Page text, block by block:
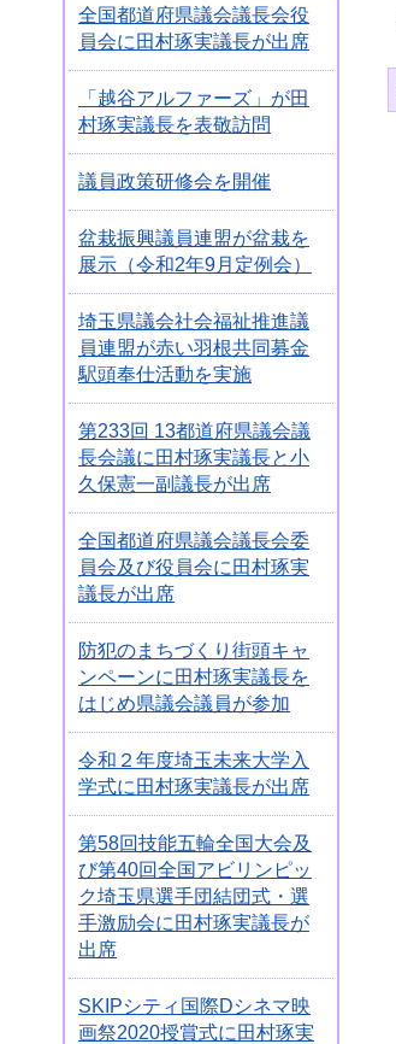
全国都道府県議会議長会役
員会に田村琢実議長が出席
「越谷アルファーズ」が田
村琢実議長を表敬訪問
議員政策研修会を開催
盆栽振興議員連盟が盆栽を
展示（令和2年9月定例会）
埼玉県議会社会福祉推進議
員連盟が赤い羽根共同募金
駅頭奉仕活動を実施
第233回 13都道府県議会議
長会議に田村琢実議長と小
久保憲一副議長が出席
全国都道府県議会議長会委
員会及び役員会に田村琢実
議長が出席
防犯のまちづくり街頭キャ
ンペーンに田村琢実議長を
はじめ県議会議員が参加
令和２年度埼玉未来大学入
学式に田村琢実議長が出席
第58回技能五輪全国大会及
び第40回全国アビリンピッ
ク埼玉県選手団結団式・選
手激励会に田村琢実議長が
出席
SKIPシティ国際Dシネマ映
画祭2020授賞式に田村琢実